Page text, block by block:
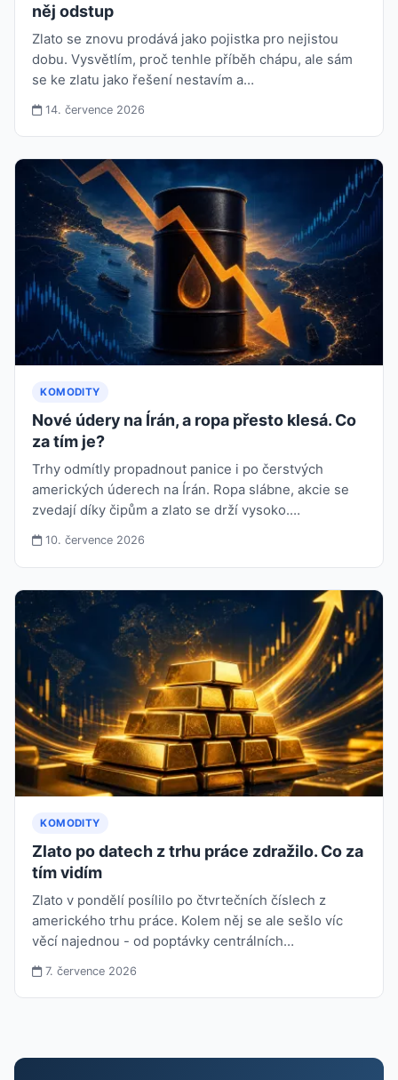
něj odstup
Zlato se znovu prodává jako pojistka pro nejistou
dobu. Vysvětlím, proč tenhle příběh chápu, ale sám
se ke zlatu jako řešení nestavím a…
14. července 2026
KOMODITY
Nové údery na Írán, a ropa přesto klesá. Co
za tím je?
Trhy odmítly propadnout panice i po čerstvých
amerických úderech na Írán. Ropa slábne, akcie se
zvedají díky čipům a zlato se drží vysoko.…
10. července 2026
KOMODITY
Zlato po datech z trhu práce zdražilo. Co za
tím vidím
Zlato v pondělí posílilo po čtvrtečních číslech z
amerického trhu práce. Kolem něj se ale sešlo víc
věcí najednou - od poptávky centrálních…
7. července 2026